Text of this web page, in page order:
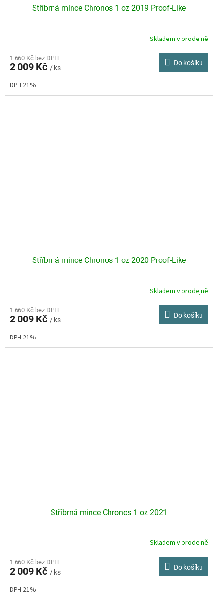
Stříbrná mince Chronos 1 oz 2019 Proof-Like
produktu
je
z
5
Skladem v prodejně
1 660 Kč bez DPH
2 009 Kč / ks
Do košíku
DPH 21%
Stříbrná mince Chronos 1 oz 2020 Proof-Like
produktu
je
z
5
Skladem v prodejně
1 660 Kč bez DPH
2 009 Kč / ks
Do košíku
DPH 21%
Stříbrná mince Chronos 1 oz 2021
produktu
je
z
Skladem v prodejně
1 660 Kč bez DPH
2 009 Kč / ks
Do košíku
DPH 21%